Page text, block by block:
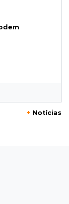
jogo que
e segue
+ Notícias